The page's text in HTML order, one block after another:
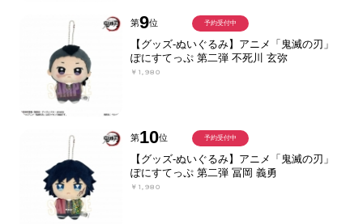
第9位
【グッズ-ぬいぐるみ】アニメ「鬼滅の刃」
ぽにすてっぷ 第二弾 不死川 玄弥
￥1,980
予約受付中
第10位
【グッズ-ぬいぐるみ】アニメ「鬼滅の刃」
ぽにすてっぷ 第二弾 冨岡 義勇
￥1,980
予約受付中